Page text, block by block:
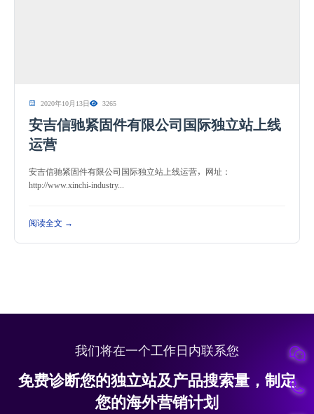
2020年10月13日 3265
安吉信驰紧固件有限公司国际独立站上线
运营
安吉信驰紧固件有限公司国际独立站上线运营，网址：
http://www.xinchi-industry...
阅读全文 →
我们将在一个工作日内联系您
免费诊断您的独立站及产品搜索量，制定
您的海外营销计划